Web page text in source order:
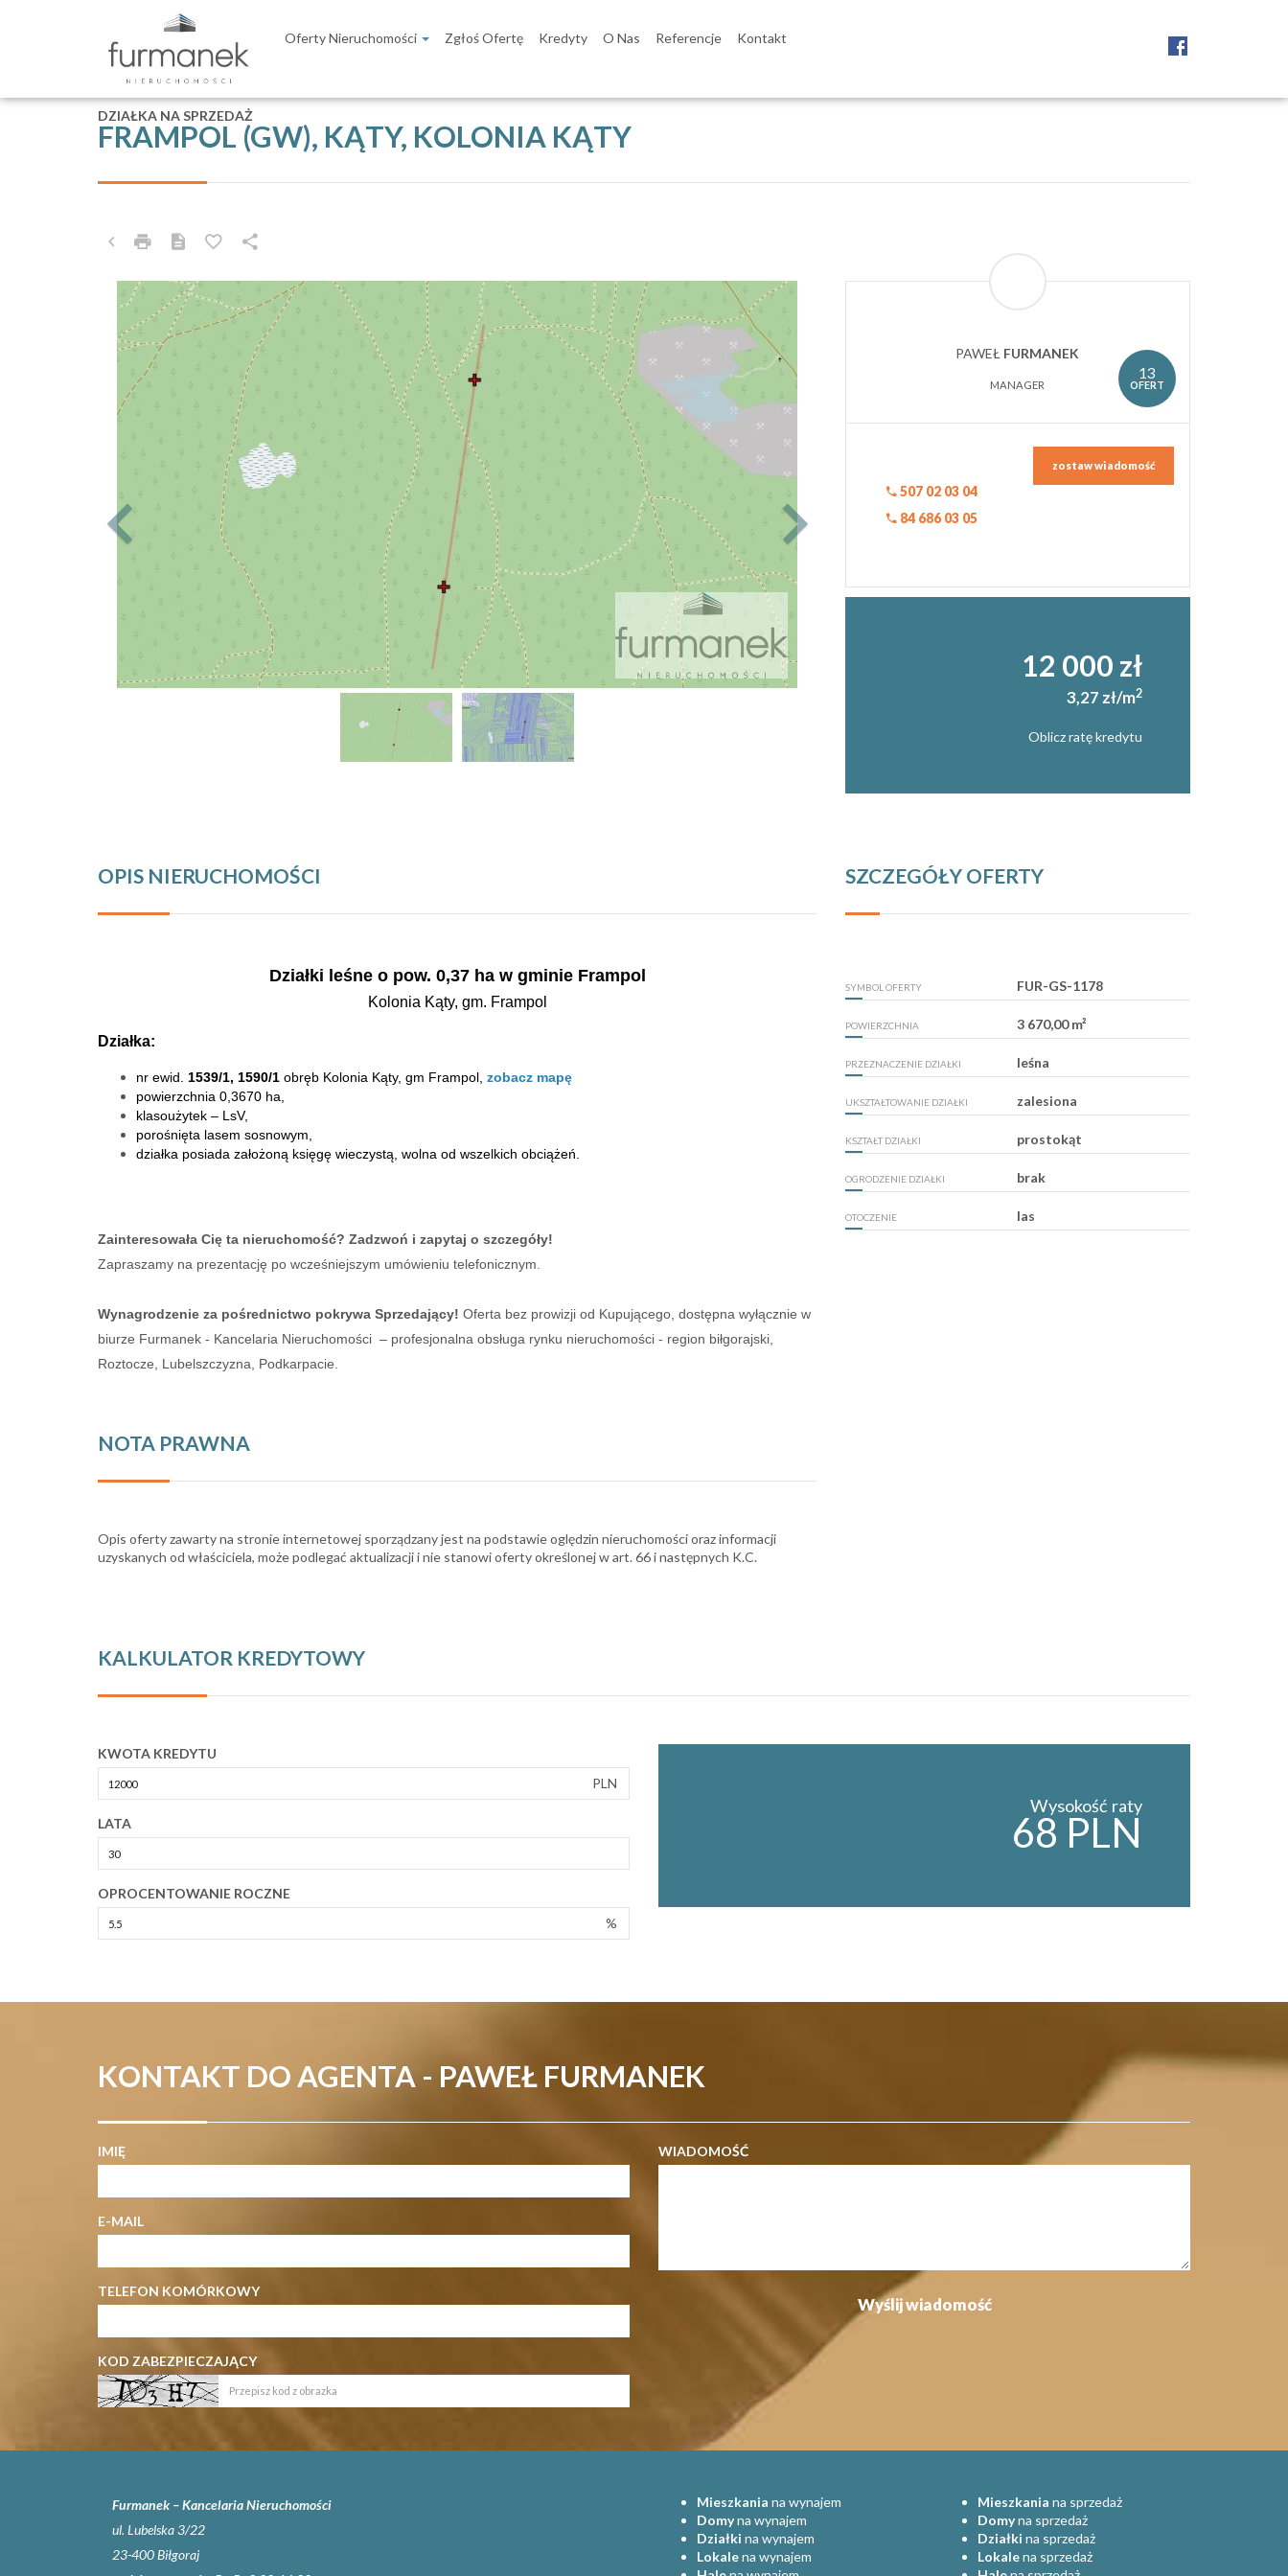
Oferty Nieruchomości Zgłoś Ofertę Kredyty O Nas Referencje Kontakt
FRAMPOL (GW), KĄTY, KOLONIA KĄTY
DZIAŁKA NA SPRZEDAŻ
13
OFERT
PAWEŁ FURMANEK
MANAGER
507 02 03 04
84 686 03 05
zostaw wiadomość
12 000 zł
3,27 zł/m2
Oblicz ratę kredytu
OPIS NIERUCHOMOŚCI
Działki leśne o pow. 0,37 ha w gminie Frampol
Kolonia Kąty, gm. Frampol
Działka:
nr ewid. 1539/1, 1590/1 obręb Kolonia Kąty, gm Frampol, zobacz mapę
powierzchnia 0,3670 ha,
klasoużytek – LsV,
porośnięta lasem sosnowym,
działka posiada założoną księgę wieczystą, wolna od wszelkich obciążeń.
Zainteresowała Cię ta nieruchomość? Zadzwoń i zapytaj o szczegóły!
Zapraszamy na prezentację po wcześniejszym umówieniu telefonicznym.
Wynagrodzenie za pośrednictwo pokrywa Sprzedający! Oferta bez prowizji od Kupującego, dostępna wyłącznie w
biurze Furmanek - Kancelaria Nieruchomości – profesjonalna obsługa rynku nieruchomości - region biłgorajski,
Roztocze, Lubelszczyzna, Podkarpacie.
NOTA PRAWNA
Opis oferty zawarty na stronie internetowej sporządzany jest na podstawie oględzin nieruchomości oraz informacji
uzyskanych od właściciela, może podlegać aktualizacji i nie stanowi oferty określonej w art. 66 i następnych K.C.
SZCZEGÓŁY OFERTY
SYMBOL OFERTY FUR-GS-1178
POWIERZCHNIA 3 670,00 m²
PRZEZNACZENIE DZIAŁKI leśna
UKSZTAŁTOWANIE DZIAŁKI zalesiona
KSZTAŁT DZIAŁKI prostokąt
OGRODZENIE DZIAŁKI brak
OTOCZENIE las
KALKULATOR KREDYTOWY
KWOTA KREDYTU
PLN
LATA
OPROCENTOWANIE ROCZNE
%
Wysokość raty
68 PLN
KONTAKT DO AGENTA - PAWEŁ FURMANEK
IMIĘ
E-MAIL
TELEFON KOMÓRKOWY
KOD ZABEZPIECZAJĄCY
WIADOMOŚĆ
Furmanek – Kancelaria Nieruchomości
ul. Lubelska 3/22
23-400 Biłgoraj
Mieszkania na wynajem
Domyna wynajem
Działki na wynajem
Lokalena wynajem
Mieszkania na sprzedaż
Domyna sprzedaż
Działki na sprzedaż
Lokalena sprzedaż